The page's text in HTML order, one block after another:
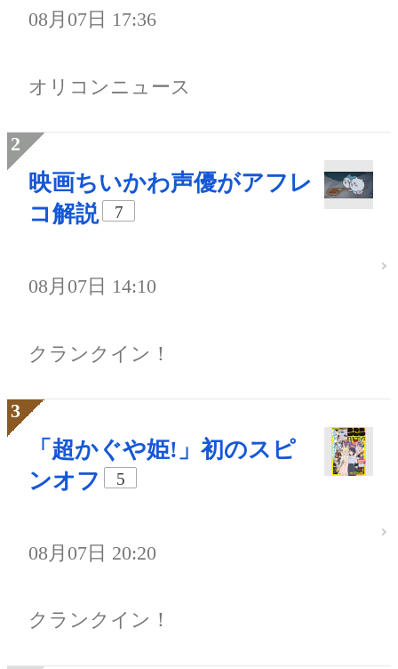
08月07日 17:36
オリコンニュース
映画ちいかわ声優がアフレ
コ解説
7
08月07日 14:10
クランクイン！
「超かぐや姫!」初のスピ
ンオフ
5
08月07日 20:20
クランクイン！